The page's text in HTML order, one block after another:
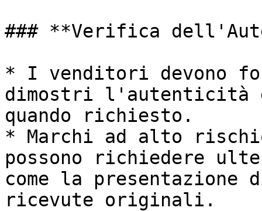
### **Verifica
* I venditori devono
dimostri l'autenticità
quando richiesto.
* Marchi ad alto
possono richiedere
come la
ricevute originali.